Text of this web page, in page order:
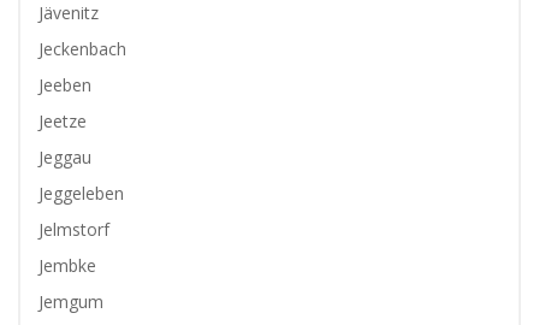
Jävenitz
Jeckenbach
Jeeben
Jeetze
Jeggau
Jeggeleben
Jelmstorf
Jembke
Jemgum